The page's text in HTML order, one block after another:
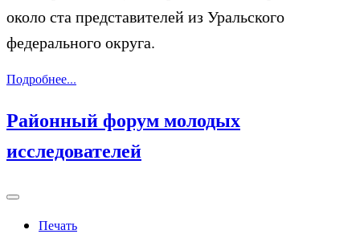
около ста представителей из Уральского
федерального округа.
Подробнее...
Районный форум молодых
исследователей
Печать